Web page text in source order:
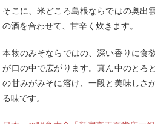
そこに、米どころ島根ならではの奥出
の酒を合わせて、甘辛く炊きます。
本物のみそならではの、深い香りに食
が口の中で広がります。真ん中のとろ
の甘みがみそに溶け、一段と美味しさ
る味です。